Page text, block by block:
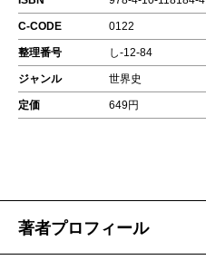
C-CODE 0122
整理番号 し-12-84
ジャンル 世界史
定価 649円
著者プロフィール